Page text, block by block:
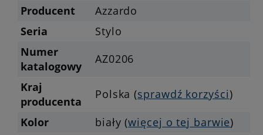
Producent
Azzardo
Seria
Stylo
Numer
katalogowy
AZ0206
Kraj
producenta
Polska (sprawdź korzyści)
Kolor
biały (więcej o tej barwie)